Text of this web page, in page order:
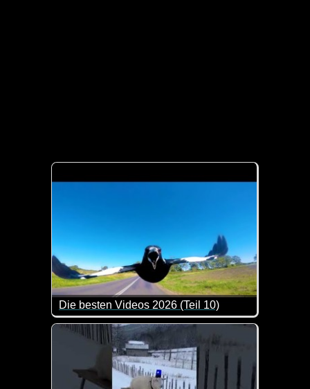
Die besten Videos 2026 (Teil 10)
Eine tolle Zusammenstellung von lustigen